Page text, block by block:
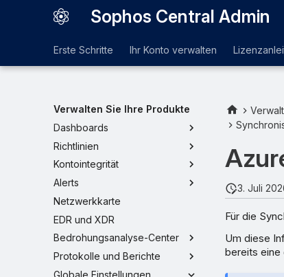
Sophos Central Admin
Erste Schritte Ihr Konto verwalten
Verwalten Sie Ihre Produkte
Dashboards
Richtlinien
Kontointegrität
Alerts
Netzwerkkarte
EDR und XDR
Bedrohungsanalyse-Center
Protokolle und Berichte
Globale Einstellungen
3. Juli
Für die
Um diese
bereits eine